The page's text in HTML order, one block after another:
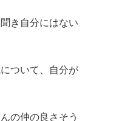
き自分にはない
ついて、自分が
の仲の良さそう